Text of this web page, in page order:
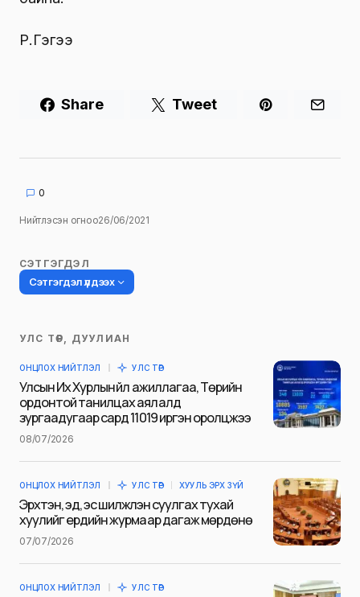
Р.Гэгээ
Share Tweet
0
Нийтлэсэн огноо26/06/2021
СЭТГЭГДЭЛ
Сэтгэгдэл үлдээх
Таны имэйл хаягийг нийтлэхгүй.
тэмдэглэсэн
Сэтгэгдэл*
Name
УЛС ТӨР, ДУУЛИАН
ОНЦЛОХ НИЙТЛЭЛ УЛС ТӨР
Улсын Их Хурлын үйл ажиллагаа, Төрийн
ордонтой танилцах аялалд
зургаадугаар сард 11019 иргэн оролцжээ
08/07/2026
ОНЦЛОХ НИЙТЛЭЛ УЛС ТӨР ХУУЛЬ ЭРХ ЗҮЙ
Эрхтэн, эд, эс шилжүүлэн суулгах тухай
хуулийг ердийн журмаар дагаж мөрдөнө
07/07/2026
ОНЦЛОХ НИЙТЛЭЛ УЛС ТӨР